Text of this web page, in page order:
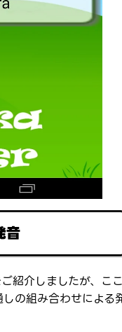
音
紹介しましたが、こ
の組み合わせによる